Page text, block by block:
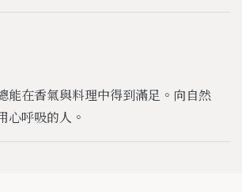
能在香氣與料理中得到滿足。向自然
心呼吸的人。